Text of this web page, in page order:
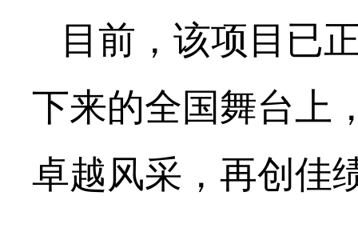
目前，该项目已
下来的全国舞台上
卓越风采，再创佳